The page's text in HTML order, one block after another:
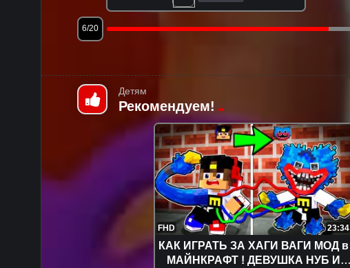
9/20
Детям
Рекомендуем!
FHD 23:34
КАК ИГРАТЬ ЗА ХАГИ ВАГИ МОД в
МАЙНКРАФТ ! ДЕВУШКА НУБ И